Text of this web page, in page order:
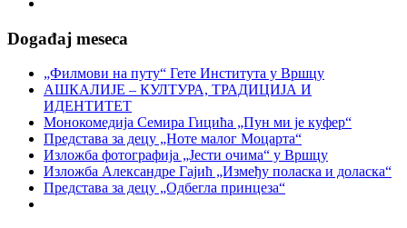
Događaj meseca
„Филмови на путу“ Гетe Института у Вршцу
АШКАЛИЈЕ – КУЛТУРА, ТРАДИЦИЈА И
ИДЕНТИТЕТ
Монокомедија Семира Гицића „Пун ми је куфер“
Представа за децу „Ноте малог Моцарта“
Изложба фотографија „Јести очима“ у Вршцу
Изложба Александре Гајић „Између поласка и доласка“
Представа за децу „Одбегла принцеза“